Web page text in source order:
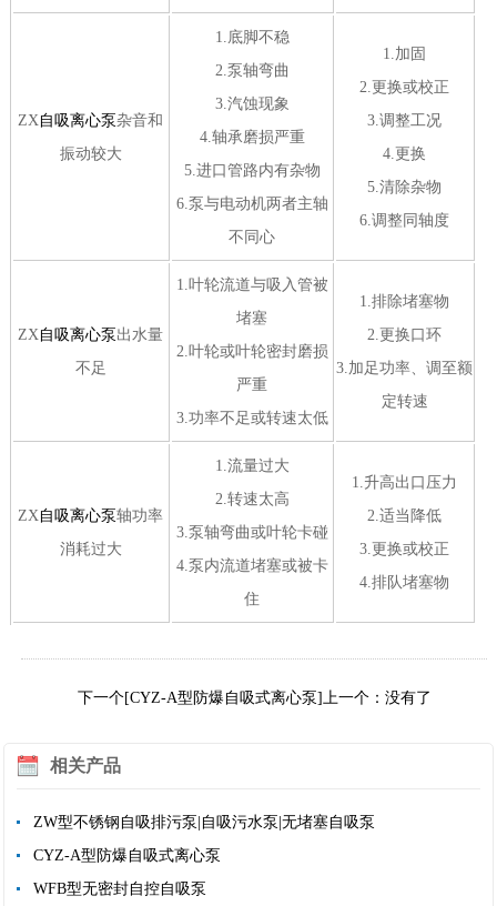
ZX自吸离心泵杂音和
振动较大
1.底脚不稳
2.泵轴弯曲
3.汽蚀现象
4.轴承磨损严重
5.进口管路内有杂物
6.泵与电动机两者主轴
不同心
1.加固
2.更换或校正
3.调整工况
4.更换
5.清除杂物
6.调整同轴度
ZX自吸离心泵 出水量
不足
1.叶轮流道与吸入管被
堵塞
2.叶轮或叶轮密封磨损
严重
3.功率不足或转速太低
1.排除堵塞物
2.更换口环
3.加足功率、调至额
定转速
ZX自吸离心泵轴功率
消耗过大
1.流量过大
2.转速太高
3.泵轴弯曲或叶轮卡碰
4.泵内流道堵塞或被卡
住
1.升高出口压力
2.适当降低
3.更换或校正
4.排队堵塞物
下一个[CYZ-A型防爆自吸式离心泵]上一个：没有了
相关产品
ZW型不锈钢自吸排污泵|自吸污水泵|无堵塞自吸泵
CYZ-A型防爆自吸式离心泵
WFB型无密封自控自吸泵